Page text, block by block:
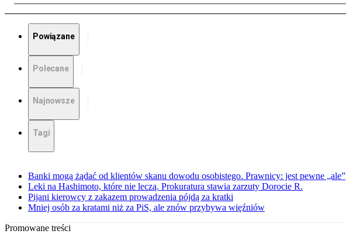
Powiązane
Polecane
Najnowsze
Tagi
Banki mogą żądać od klientów skanu dowodu osobistego. Prawnicy: jest pewne „ale”
Leki na Hashimoto, które nie leczą. Prokuratura stawia zarzuty Dorocie R.
Pijani kierowcy z zakazem prowadzenia pójdą za kratki
Mniej osób za kratami niż za PiS, ale znów przybywa więźniów
Promowane treści